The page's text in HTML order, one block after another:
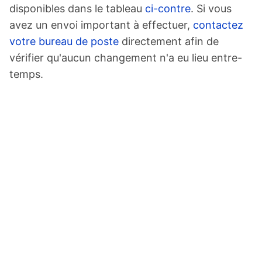
disponibles dans le tableau ci-contre. Si vous
avez un envoi important à effectuer, contactez
votre bureau de poste directement afin de
vérifier qu'aucun changement n'a eu lieu entre-
temps.